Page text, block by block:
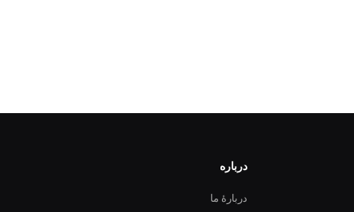
درباره
دربارهٔ ما